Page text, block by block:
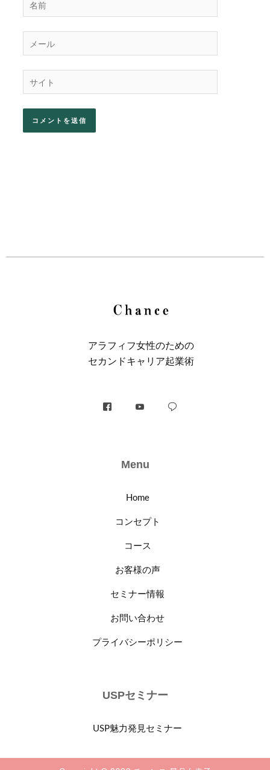
前
ー
ル
イ
ト
アラフィフ⼥性のための
セカンドキャリア起業術
Menu
Home
コンセプト
コース
お客様の声
セミナー情報
お問い合わせ
プライバシーポリシー
USPセミナー
USP魅力発見セミナー